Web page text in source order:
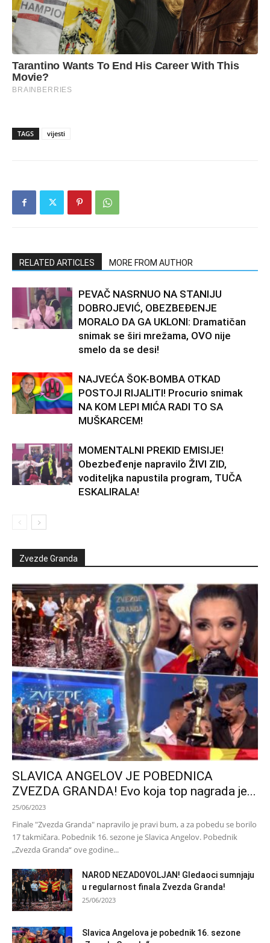
TAGS vijesti
RELATED ARTICLES MORE FROM AUTHOR
PEVAČ NASRNUO NA STANIJU
DOBROJEVIĆ, OBEZBEĐENJE
MORALO DA GA UKLONI: Dramatičan
snimak se širi mrežama, OVO nije
smelo da se desi!
NAJVEĆA ŠOK-BOMBA OTKAD
POSTOJI RIJALITI! Procurio snimak
NA KOM LEPI MIĆA RADI TO SA
MUŠKARCEM!
MOMENTALNI PREKID EMISIJE!
Obezbeđenje napravilo ŽIVI ZID,
voditeljka napustila program, TUČA
ESKALIRALA!
Zvezde Granda
SLAVICA ANGELOV JE POBEDNICA
ZVEZDA GRANDA! Evo koja top nagrada je...
25/06/2023
Finale "Zvezda Granda" napravilo je pravi bum, a za pobedu se borilo
17 takmičara. Pobednik 16. sezone je Slavica Angelov. Pobednik
„Zvezda Granda“ ove godine...
NAROD NEZADOVOLJAN! Gledaoci sumnjaju
u regularnost finala Zvezda Granda!
25/06/2023
Slavica Angelova je pobednik 16. sezone